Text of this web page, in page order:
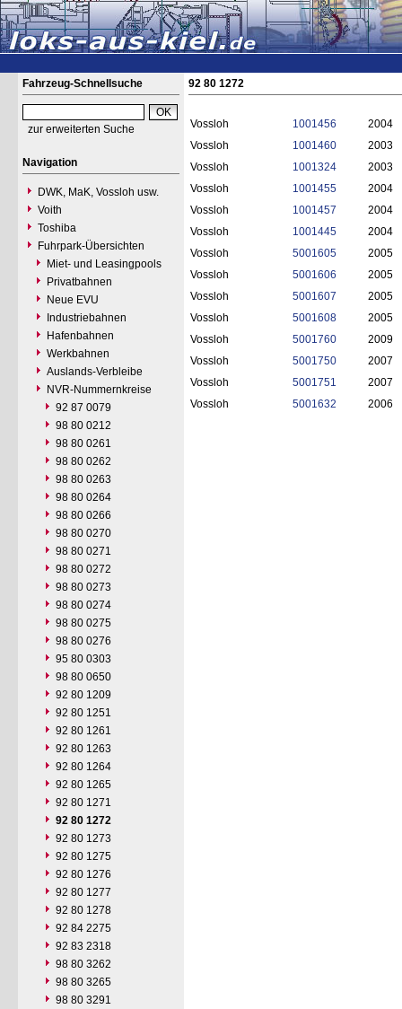
Fahrzeug-Schnellsuche
zur erweiterten Suche
Navigation
DWK, MaK, Vossloh usw.
Voith
Toshiba
Fuhrpark-Übersichten
Miet- und Leasingpools
Privatbahnen
Neue EVU
Industriebahnen
Hafenbahnen
Werkbahnen
Auslands-Verbleibe
NVR-Nummernkreise
92 87 0079
98 80 0212
98 80 0261
98 80 0262
98 80 0263
98 80 0264
98 80 0266
98 80 0270
98 80 0271
98 80 0272
98 80 0273
98 80 0274
98 80 0275
98 80 0276
95 80 0303
98 80 0650
92 80 1209
92 80 1251
92 80 1261
92 80 1263
92 80 1264
92 80 1265
92 80 1271
92 80 1272
92 80 1273
92 80 1275
92 80 1276
92 80 1277
92 80 1278
92 84 2275
92 83 2318
98 80 3262
98 80 3265
98 80 3291
92 80 1272
Vossloh 1001456
2004
Vossloh
1001460
2003
Vossloh
1001324
2003
Vossloh
1001455
2004
Vossloh
1001457
2004
Vossloh
1001445
2004
Vossloh
5001605
2005
Vossloh
5001606
2005
Vossloh
5001607
2005
Vossloh
5001608
2005
Vossloh
5001760
2009
Vossloh
5001750
2007
Vossloh
5001751
2007
Vossloh
5001632 2006